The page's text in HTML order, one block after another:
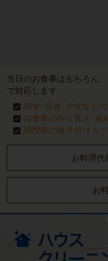
当日のお食事はもちろん
で対応します
朝食･昼食･夕食など
お食事の作り置き･食
調理後の後片付け など
お料理代
お